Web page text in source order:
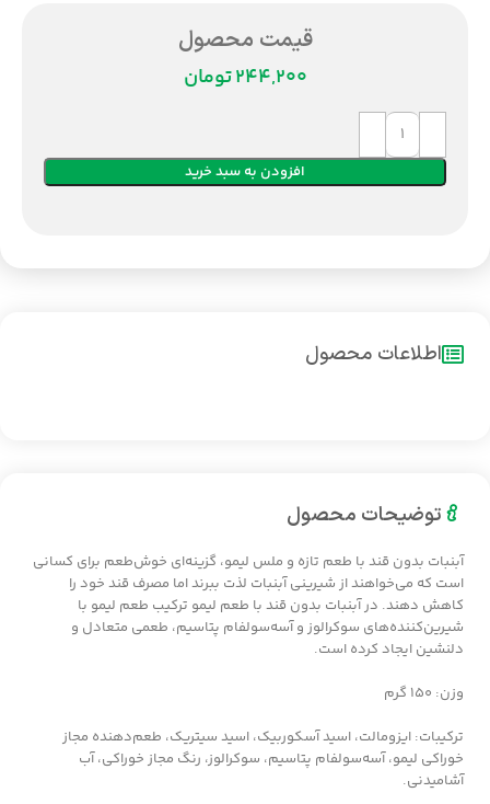
قیمت محصول
تومان
افزودن به سبد خرید
توضیحات محصول
آبنبات بدون قند با طعم تازه و ملس لیمو، گزینه‌ای خوش‌طعم برای کسانی
است که می‌خواهند از شیرینی آبنبات لذت ببرند اما مصرف قند خود را
کاهش دهند. در آبنبات بدون قند با طعم لیمو ترکیب طعم لیمو با
شیرین‌کننده‌های سوکرالوز و آسه‌سولفام پتاسیم، طعمی متعادل و
دلنشین ایجاد کرده است.
وزن: ۱۵۰ گرم
ترکیبات: ایزومالت، اسید آسکوربیک، اسید سیتریک، طعم‌دهنده مجاز
خوراکی لیمو، آسه‌سولفام پتاسیم، سوکرالوز، رنگ مجاز خوراکی، آب
آشامیدنی.
اطلاعات محصول